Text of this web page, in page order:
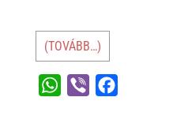
(TOVÁBB…)